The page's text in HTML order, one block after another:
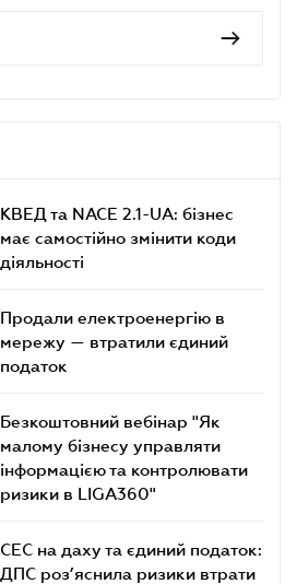
КВЕД та NACE 2.1-UA: бізнес
має самостійно змінити коди
діяльності
Продали електроенергію в
мережу — втратили єдиний
податок
Безкоштовний вебінар "Як
малому бізнесу управляти
інформацією та контролювати
ризики в LIGA360"
СЕС на даху та єдиний податок:
ДПС роз’яснила ризики втрати